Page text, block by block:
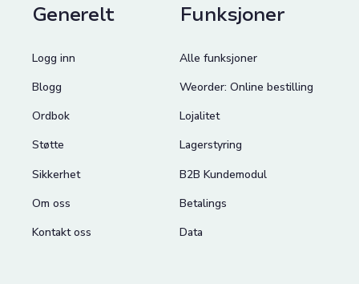
Generelt
Logg inn
Blogg
Ordbok
Støtte
Sikkerhet
Om oss
Kontakt oss
Funksjoner
Alle funksjoner
Weorder: Online bestilling
Lojalitet
Lagerstyring
B2B Kundemodul
Betalings
Data